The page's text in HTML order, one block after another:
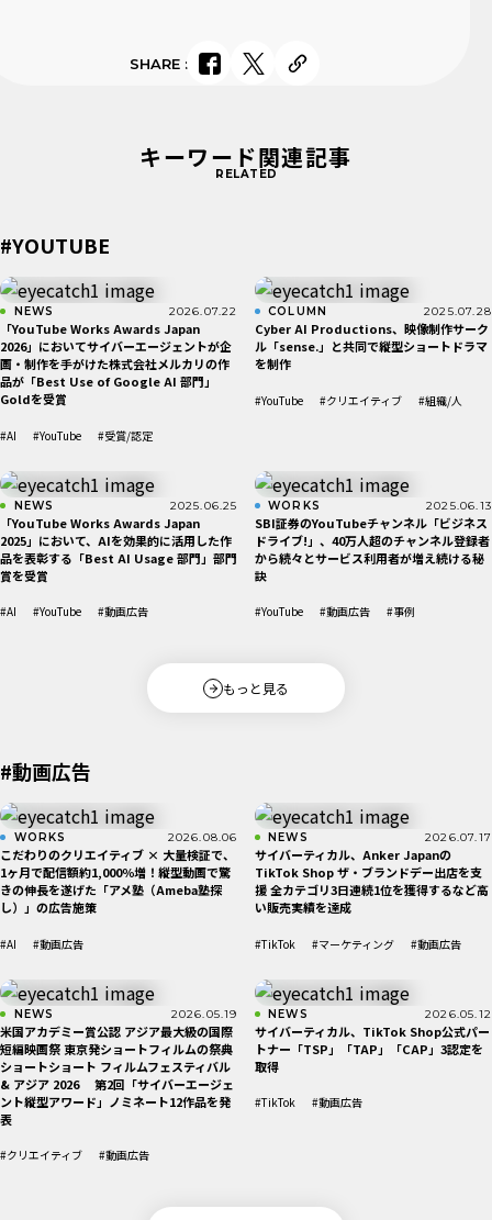
SHARE:
キーワード関連記事
RELATED
#YOUTUBE
もっと見る
NEWS 2026.07.22
「YouTube Works Awards Japan
2026」においてサイバーエージェントが企
画・制作を手がけた株式会社メルカリの作
品が「Best Use of Google AI 部​門」
Goldを受賞
#AI #YouTube #受賞/認定
COLUMN 2025.07.28
Cyber AI Productions、映像制作サーク
ル「sense.」と共同で縦型ショートドラマ
を制作
#YouTube #クリエイティブ #組織/人
NEWS 2025.06.25
「YouTube Works Awards Japan
2025」において、AIを効果的に活用した作
品を表彰する「Best AI Usage 部門」部門
賞を受賞
#AI #YouTube #動画広告
WORKS 2025.06.13
SBI証券のYouTubeチャンネル「ビジネス
ドライブ!」、40万人超のチャンネル登録者
から続々とサービス利用者が増え続ける秘
訣
#YouTube #動画広告 #事例
#動画広告
WORKS 2026.08.06
こだわりのクリエイティブ × 大量検証で、
1ヶ月で配信額約1,000％増！縦型動画で驚
きの伸長を遂げた「アメ塾（Ameba塾探
し）」の広告施策
#AI #動画広告
NEWS 2026.07.17
サイバーティカル、Anker Japanの
TikTok Shop ザ・ブランドデー出店を支
援 全カテゴリ3日連続1位を獲得するなど高
い販売実績を達成
#TikTok #マーケティング #動画広告
NEWS 2026.05.19
米国アカデミー賞公認 アジア最大級の国際
短編映画祭 東京発ショートフィルムの祭典
ショートショート フィルムフェスティバル
& アジア 2026 第2回「サイバーエージェ
ント縦型アワード」ノミネート12作品を発
表
#クリエイティブ #動画広告
NEWS 2026.05.12
サイバーティカル、TikTok Shop公式パー
トナー「TSP」「TAP」「CAP」3認定を
取得
#TikTok #動画広告